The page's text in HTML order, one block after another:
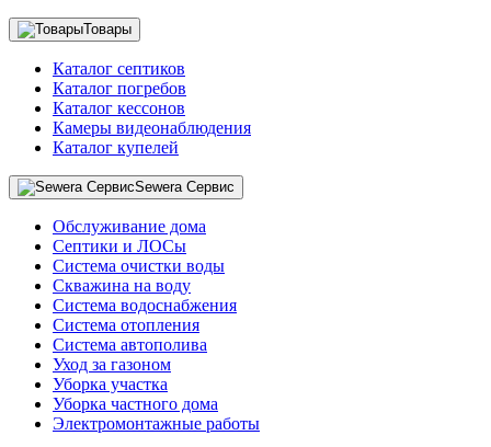
Товары
Каталог септиков
Каталог погребов
Каталог кессонов
Камеры видеонаблюдения
Каталог купелей
Sewera Сервис
Обслуживание дома
Септики и ЛОСы
Система очистки воды
Скважина на воду
Система водоснабжения
Система отопления
Система автополива
Уход за газоном
Уборка участка
Уборка частного дома
Электромонтажные работы